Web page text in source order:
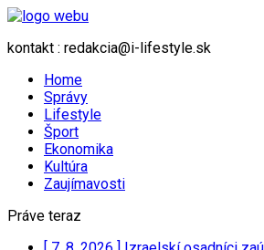
kontakt : redakcia@i-lifestyle.sk
Home
Správy
Lifestyle
Šport
Ekonomika
Kultúra
Zaujímavosti
Práve teraz